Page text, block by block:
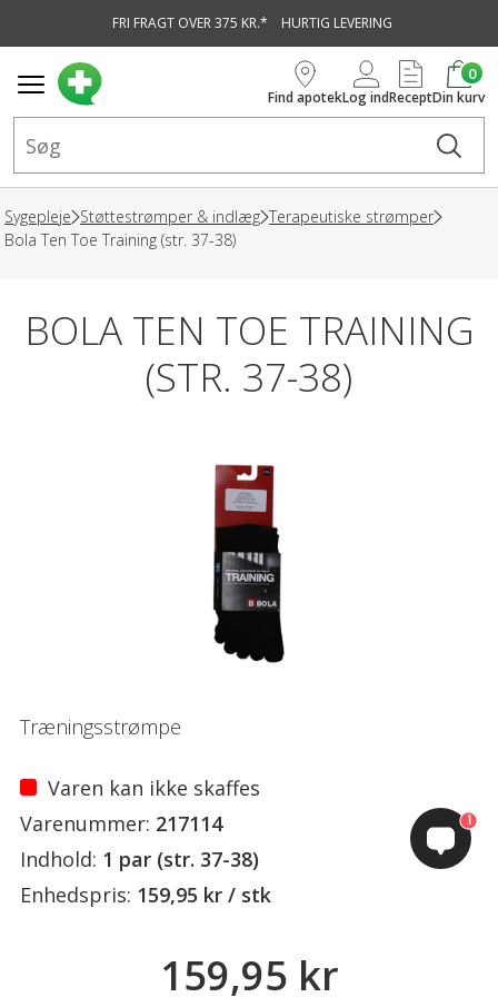
FRI FRAGT OVER 375 KR.* HURTIG LEVERING
Find apotekLog indRecept
0
Din kurv
Sygepleje Støttestrømper & indlæg Terapeutiske strømper
Bola Ten Toe Training (str. 37-38)
BOLA TEN TOE TRAINING
(STR. 37-38)
Træningsstrømpe
Varen kan ikke skaffes
Varenummer: 217114
Indhold: 1 par (str. 37-38)
Enhedspris: 159,95 kr / stk
159,95 kr
1